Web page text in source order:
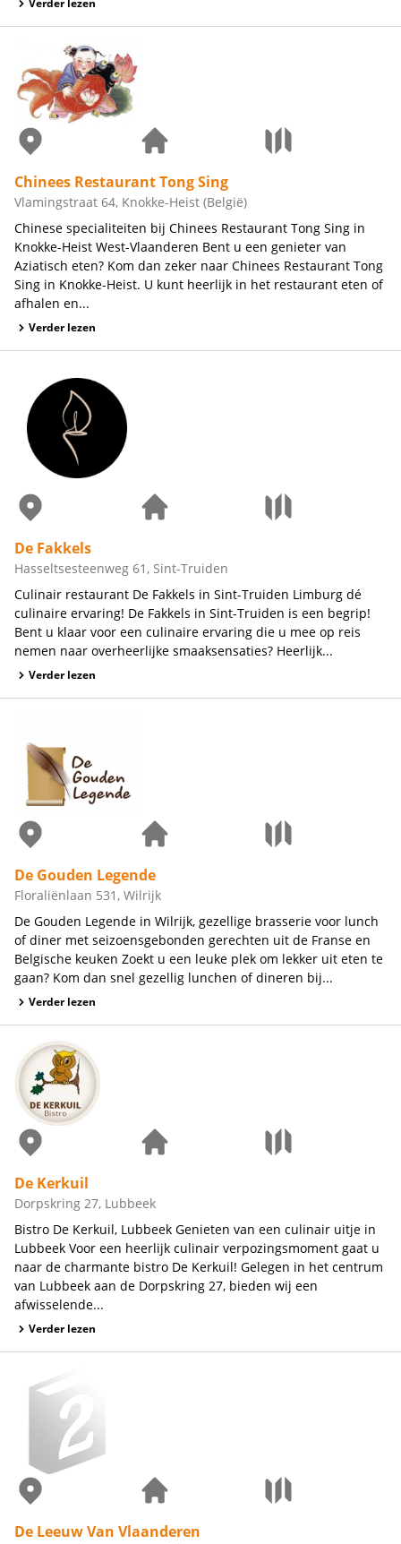
Verder lezen
Chinees Restaurant Tong Sing
Vlamingstraat 64, Knokke-Heist (België)
Chinese specialiteiten bij Chinees Restaurant Tong Sing in
Knokke-Heist West-Vlaanderen Bent u een genieter van
Aziatisch eten? Kom dan zeker naar Chinees Restaurant Tong
Sing in Knokke-Heist. U kunt heerlijk in het restaurant eten of
afhalen en...
Verder lezen
De Fakkels
Hasseltsesteenweg 61, Sint-Truiden
Culinair restaurant De Fakkels in Sint-Truiden Limburg dé
culinaire ervaring! De Fakkels in Sint-Truiden is een begrip!
Bent u klaar voor een culinaire ervaring die u mee op reis
nemen naar overheerlijke smaaksensaties? Heerlijk...
Verder lezen
De Gouden Legende
Floraliënlaan 531, Wilrijk
De Gouden Legende in Wilrijk, gezellige brasserie voor lunch
of diner met seizoensgebonden gerechten uit de Franse en
Belgische keuken Zoekt u een leuke plek om lekker uit eten te
gaan? Kom dan snel gezellig lunchen of dineren bij...
Verder lezen
De Kerkuil
Dorpskring 27, Lubbeek
Bistro De Kerkuil, Lubbeek Genieten van een culinair uitje in
Lubbeek Voor een heerlijk culinair verpozingsmoment gaat u
naar de charmante bistro De Kerkuil! Gelegen in het centrum
van Lubbeek aan de Dorpskring 27, bieden wij een
afwisselende...
Verder lezen
De Leeuw Van Vlaanderen